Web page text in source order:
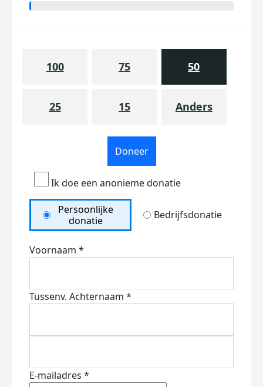
100 75 50
25 15 Anders
Doneer
Ik doe een anonieme donatie
Persoonlijke
donatie
Bedrijfsdonatie
Voornaam *
Tussenv. Achternaam *
E-mailadres *